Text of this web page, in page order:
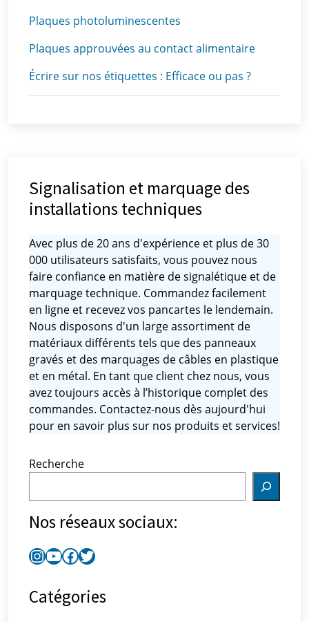
Plaques photoluminescentes
Plaques approuvées au contact alimentaire
Écrire sur nos étiquettes : Efficace ou pas ?
Signalisation et marquage des
installations techniques
Avec plus de 20 ans d'expérience et plus de 30
000 utilisateurs satisfaits, vous pouvez nous
faire confiance en matière de signalétique et de
marquage technique. Commandez facilement
en ligne et recevez vos pancartes le lendemain.
Nous disposons d'un large assortiment de
matériaux différents tels que des panneaux
gravés et des marquages ​​de câbles en plastique
et en métal. En tant que client chez nous, vous
avez toujours accès à l’historique complet des
commandes. Contactez-nous dès aujourd'hui
pour en savoir plus sur nos produits et services!
Recherche
Nos réseaux sociaux:
Catégories